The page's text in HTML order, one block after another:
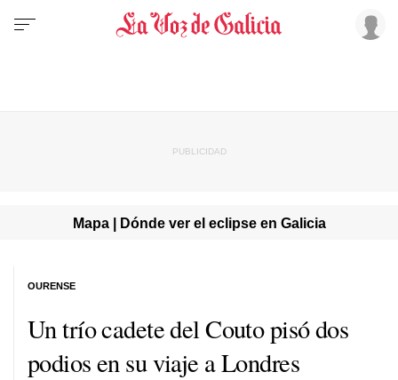
Mapa | Dónde ver el eclipse en Galicia
Un trío cadete del Couto pisó dos
podios en su viaje a Londres
OURENSE